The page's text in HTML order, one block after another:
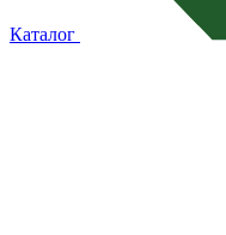
Каталог